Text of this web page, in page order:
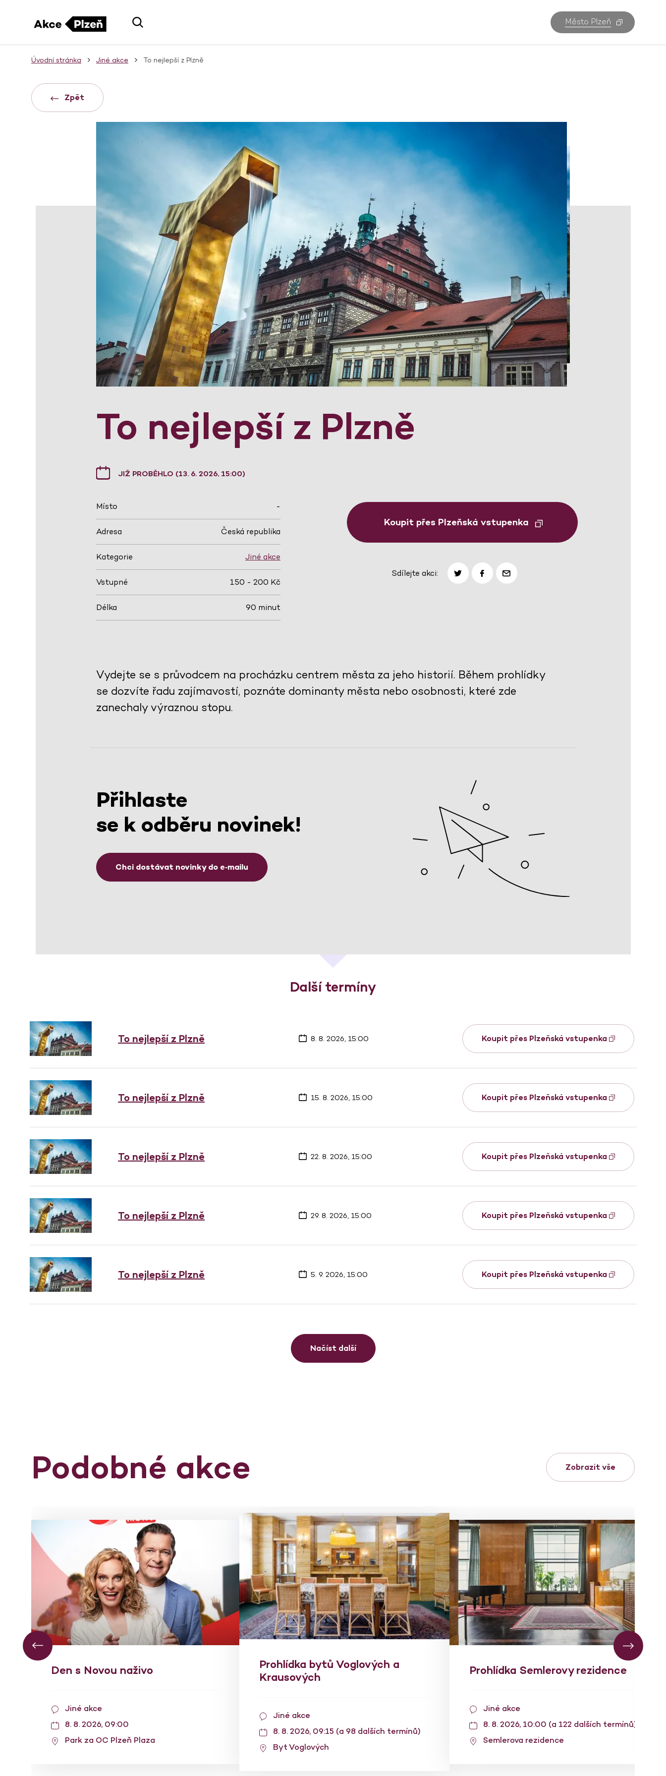
Město Plzeň
Úvodní stránka Jiné akce To nejlepší z Plzně
Zpět
To nejlepší z Plzně
JIŽ PROBĚHLO (13. 6. 2026, 15:00)
Místo -
Adresa Česká republika
Kategorie Jiné akce
Vstupné 150 - 200 Kč
Délka 90 minut
Koupit přes Plzeňská vstupenka
Sdílejte akci:
Vydejte se s průvodcem na procházku centrem města za jeho historií. Během prohlídky
se dozvíte řadu zajímavostí, poznáte dominanty města nebo osobnosti, které zde
zanechaly výraznou stopu.
Přihlaste
se k odběru novinek!
Chci dostávat novinky do e‑mailu
Další termíny
To nejlepší z Plzně 8. 8. 2026, 15:00 Koupit přes Plzeňská vstupenka
To nejlepší z Plzně 15. 8. 2026, 15:00 Koupit přes Plzeňská vstupenka
To nejlepší z Plzně 22. 8. 2026, 15:00 Koupit přes Plzeňská vstupenka
To nejlepší z Plzně 29. 8. 2026, 15:00 Koupit přes Plzeňská vstupenka
To nejlepší z Plzně 5. 9. 2026, 15:00 Koupit přes Plzeňská vstupenka
Načíst další
Podobné akce Zobrazit vše
Den s Novou naživo
Jiné akce
8. 8. 2026, 09:00
Park za OC Plzeň Plaza
Prohlídka bytů Voglových a
Krausových
Jiné akce
8. 8. 2026, 09:15 (a 98 dalších termínů)
Byt Voglových
Prohlídka Semlerovy rezidence
Jiné akce
8. 8. 2026, 10:00 (a 122 dalších termínů)
Semlerova rezidence